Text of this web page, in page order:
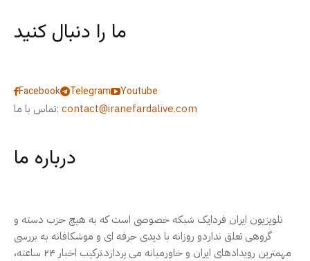
ما را دنبال کنید
Facebook Telegram
Youtube
تماس با ما: contact@iranefardalive.com
درباره ما
تلویزیون ایران فردایک شبکه خصوصی است که به هیچ حزب دسته و
گروهی تعلق نداردو روزانه با دیدی حرفه ای و موشکافانه به بررسی
مهمترین رویدادهای ایران و خاورمیانه می پردازد.ترکیب اخبار ۲۴ ساعته،